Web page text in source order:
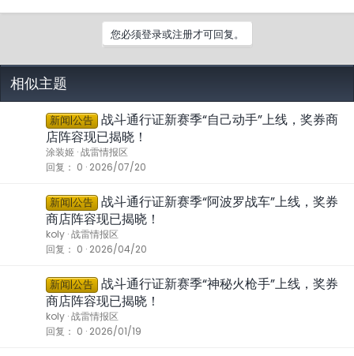
您必须登录或注册才可回复。
相似主题
新闻|公告 战斗通行证新赛季“自己动手”上线，奖券商
店阵容现已揭晓！
涂装姬 战雷情报区
回复
0 2026/07/20
新闻|公告 战斗通行证新赛季“阿波罗战车”上线，奖券
商店阵容现已揭晓！
koly 战雷情报区
回复
0 2026/04/20
新闻|公告 战斗通行证新赛季“神秘火枪手”上线，奖券
商店阵容现已揭晓！
koly 战雷情报区
回复
0 2026/01/19